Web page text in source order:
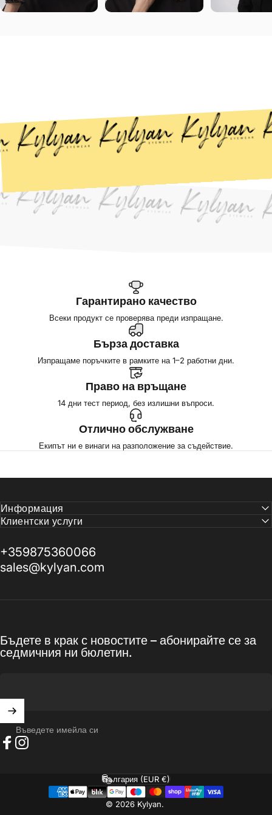
Гарантирано качество
Всеки продукт се проверява преди изпращане.
Бърза доставка
Изпращаме поръчките в рамките на 1–2 работни дни.
Право на връщане
14 дни тест период, без излишни въпроси.
Отлично обслужване
Екипът ни е винаги на разположение за съдействие.
Информация
Клиентски услуги
+359875360066
sales@kylyan.com
Бъдете в крак с новостите – абонирайте се за
седмичния ни бюлетин.
Въведете имейла си
© 2026 Kylyan.
Държава/регион
България (EUR €)